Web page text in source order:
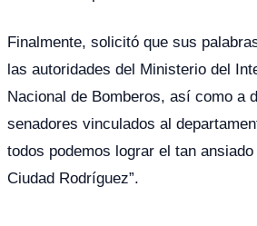
Finalmente, solicitó que sus
las autoridades del Ministerio del
Nacional de Bomberos, así como a
senadores vinculados al
todos podemos lograr el tan
Ciudad Rodríguez”.